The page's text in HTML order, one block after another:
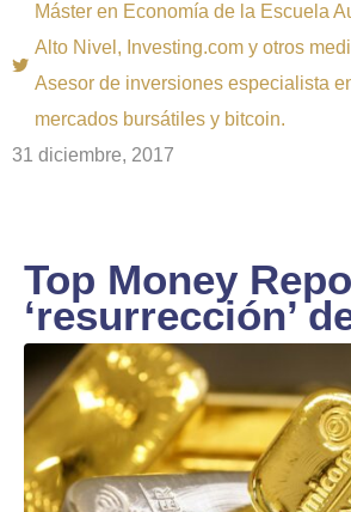
Máster en Economía de la Escuela
Alto Nivel, Investing.com y otros
Asesor de inversiones especialista
mercados bursátiles y bitcoin.
31 diciembre, 2017
Top Money
‘resurrección’